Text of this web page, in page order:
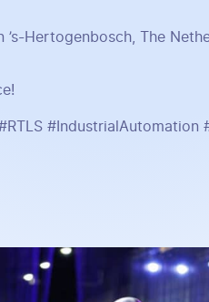
’s-Hertogenbosch, The